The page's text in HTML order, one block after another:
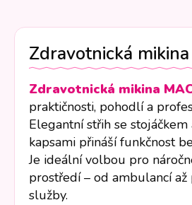
Zdravotnická mikina
Zdravotnická mikina
praktičnosti, pohodlí a
Elegantní střih se
kapsami přináší funkčnost
Je ideální volbou pro
prostředí – od ambulancí
služby.